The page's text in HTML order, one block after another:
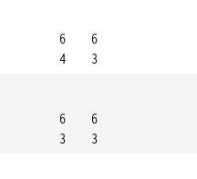
6
4
6
3
6
3
6
3